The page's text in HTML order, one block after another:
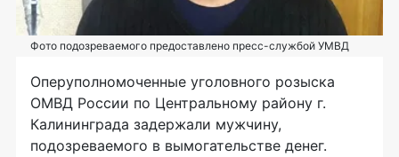
Фото подозреваемого предоставлено пресс-службой УМВД
Оперуполномоченные уголовного розыска
ОМВД России по Центральному району г.
Калининграда задержали мужчину,
подозреваемого в вымогательстве денег.